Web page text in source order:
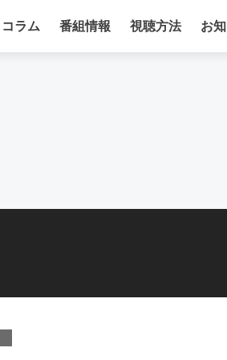
コラム 番組情報 視聴方法 お